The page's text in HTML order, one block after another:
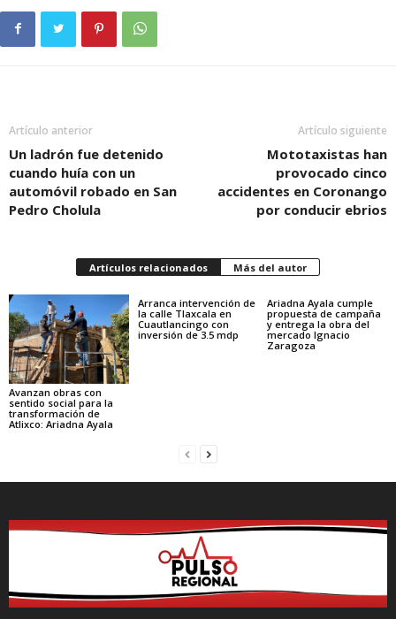
Artículo anterior
Un ladrón fue detenido
cuando huía con un
automóvil robado en San
Pedro Cholula
Artículo siguiente
Mototaxistas han
provocado cinco
accidentes en Coronango
por conducir ebrios
Artículos relacionados Más del autor
Avanzan obras con
sentido social para la
transformación de
Atlixco: Ariadna Ayala
Arranca intervención de
la calle Tlaxcala en
Cuautlancingo con
inversión de 3.5 mdp
Ariadna Ayala cumple
propuesta de campaña
y entrega la obra del
mercado Ignacio
Zaragoza